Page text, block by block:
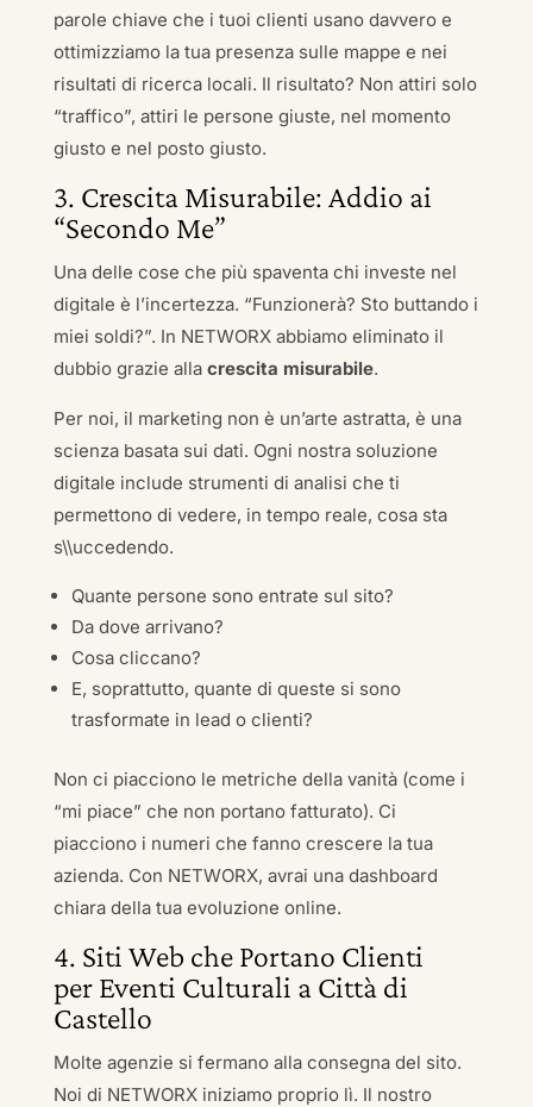
parole chiave che i tuoi clienti usano davvero e
ottimizziamo la tua presenza sulle mappe e nei
risultati di ricerca locali. Il risultato? Non attiri solo
“traffico”, attiri le persone giuste, nel momento
giusto e nel posto giusto.
3. Crescita Misurabile: Addio ai
“Secondo Me”
Una delle cose che più spaventa chi investe nel
digitale è l’incertezza. “Funzionerà? Sto buttando i
miei soldi?”. In NETWORX abbiamo eliminato il
dubbio grazie alla crescita misurabile.
Per noi, il marketing non è un’arte astratta, è una
scienza basata sui dati. Ogni nostra soluzione
digitale include strumenti di analisi che ti
permettono di vedere, in tempo reale, cosa sta
s\\uccedendo.
Quante persone sono entrate sul sito?
Da dove arrivano?
Cosa cliccano?
E, soprattutto, quante di queste si sono
trasformate in lead o clienti?
Non ci piacciono le metriche della vanità (come i
“mi piace” che non portano fatturato). Ci
piacciono i numeri che fanno crescere la tua
azienda. Con NETWORX, avrai una dashboard
chiara della tua evoluzione online.
4. Siti Web che Portano Clienti
per Eventi Culturali a Città di
Castello
Molte agenzie si fermano alla consegna del sito.
Noi di NETWORX iniziamo proprio lì. Il nostro